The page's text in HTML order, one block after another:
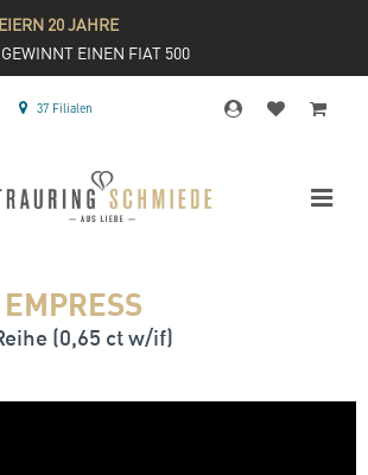
20 JAHRE
EINEN FIAT 500
37 Filialen
(0,65 ct w/if)